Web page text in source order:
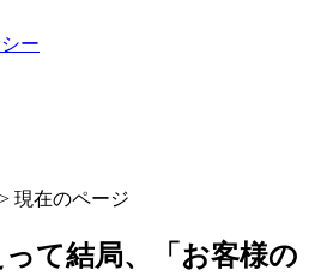
ー
> 現在のページ
て結局、「お客様の